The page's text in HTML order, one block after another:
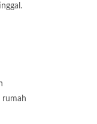
rumah